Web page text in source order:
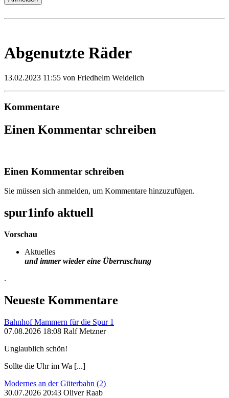
Abgenutzte Räder
13.02.2023 11:55 von Friedhelm Weidelich
Kommentare
Einen Kommentar schreiben
Einen Kommentar schreiben
Sie müssen sich anmelden, um Kommentare hinzuzufügen.
spur1info aktuell
Vorschau
Aktuelles
und immer wieder eine Überraschung
.
Neueste Kommentare
Bahnhof Mammern für die Spur 1
07.08.2026 18:08 Ralf Metzner
Unglaublich schön!
Sollte die Uhr im Wa [...]
Modernes an der Güterbahn (2)
30.07.2026 20:43 Oliver Raab